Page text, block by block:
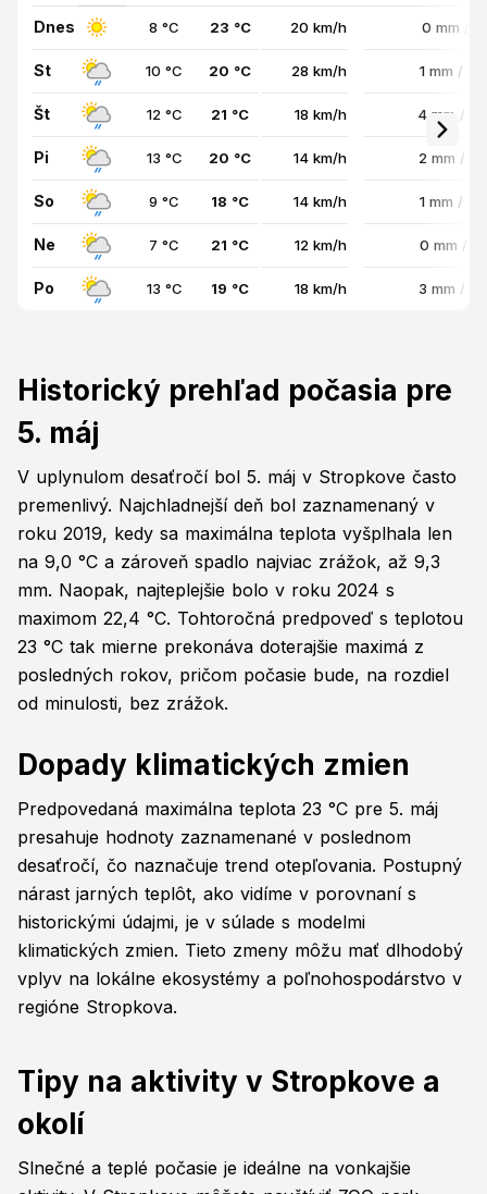
Dnes 8 °C 23 °C 20 km/h 0 mm /
St 10 °C 20 °C 28 km/h 1 mm /
Št 12 °C 21 °C 18 km/h 4 mm /
Pi 13 °C 20 °C 14 km/h 2 mm /
So 9 °C 18 °C 14 km/h 1 mm /
Ne 7 °C 21 °C 12 km/h 0 mm /
Po 13 °C 19 °C 18 km/h 3 mm /
Historický prehľad počasia pre
5. máj
V uplynulom desaťročí bol 5. máj v Stropkove často
premenlivý. Najchladnejší deň bol zaznamenaný v
roku 2019, kedy sa maximálna teplota vyšplhala len
na 9,0 °C a zároveň spadlo najviac zrážok, až 9,3
mm. Naopak, najteplejšie bolo v roku 2024 s
maximom 22,4 °C. Tohtoročná predpoveď s teplotou
23 °C tak mierne prekonáva doterajšie maximá z
posledných rokov, pričom počasie bude, na rozdiel
od minulosti, bez zrážok.
Dopady klimatických zmien
Predpovedaná maximálna teplota 23 °C pre 5. máj
presahuje hodnoty zaznamenané v poslednom
desaťročí, čo naznačuje trend otepľovania. Postupný
nárast jarných teplôt, ako vidíme v porovnaní s
historickými údajmi, je v súlade s modelmi
klimatických zmien. Tieto zmeny môžu mať dlhodobý
vplyv na lokálne ekosystémy a poľnohospodárstvo v
regióne Stropkova.
Tipy na aktivity v Stropkove a
okolí
Slnečné a teplé počasie je ideálne na vonkajšie